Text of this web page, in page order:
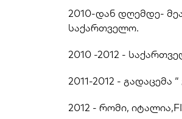
2010-დან დღემდე-
საქართველო.
2010 -2012 -
2011-2012 -
2012 - რომი,